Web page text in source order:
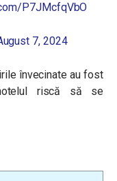
P7JMcfqVbO
7, 2024
învecinate au fost
riscă să se